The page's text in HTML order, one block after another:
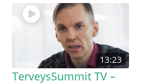
13:23
TerveysSummit TV –